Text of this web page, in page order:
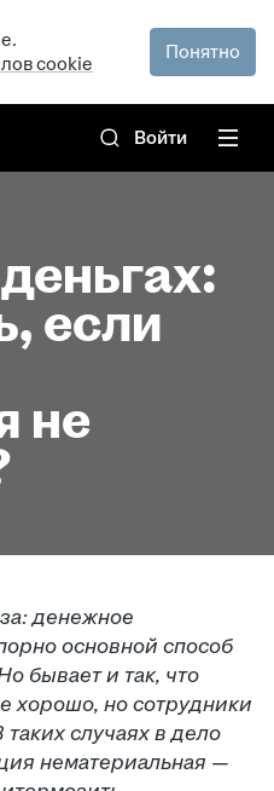
cookie
Понятно
Войти
если
не
денежное
основной способ
бывает и так, что
хорошо, но сотрудники
случаях в дело
нематериальная —